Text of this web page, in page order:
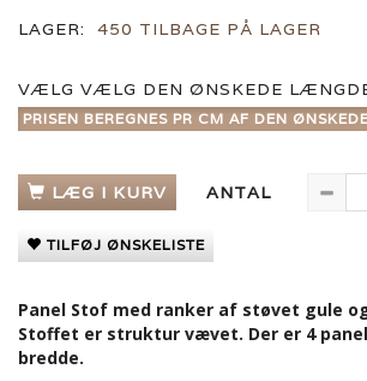
LAGER:
450 TILBAGE PÅ LAGER
VÆLG VÆLG DEN ØNSKEDE
PRISEN BEREGNES PR CM AF DEN
LÆG I KURV ANTAL
TILFØJ ØNSKELISTE
Panel Stof med ranker af støvet gule
Stoffet er struktur vævet. Der er 4
bredde.